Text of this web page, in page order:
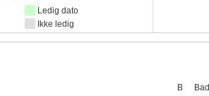
Ledig dato
Ikke ledig
B
Bad